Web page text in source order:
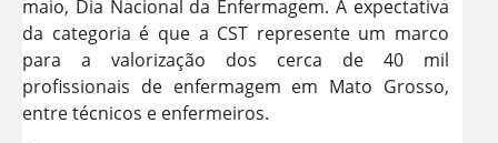
maio, Dia Nacional da Enfermagem. A expectativa
da categoria é que a CST represente um marco
para a valorização dos cerca de 40 mil
profissionais de enfermagem em Mato Grosso,
entre técnicos e enfermeiros.